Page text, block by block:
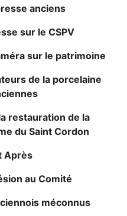
anciens
sur le CSPV
sur le patrimoine
de la porcelaine
restauration de la
du Saint Cordon
Après
au Comité
méconnus